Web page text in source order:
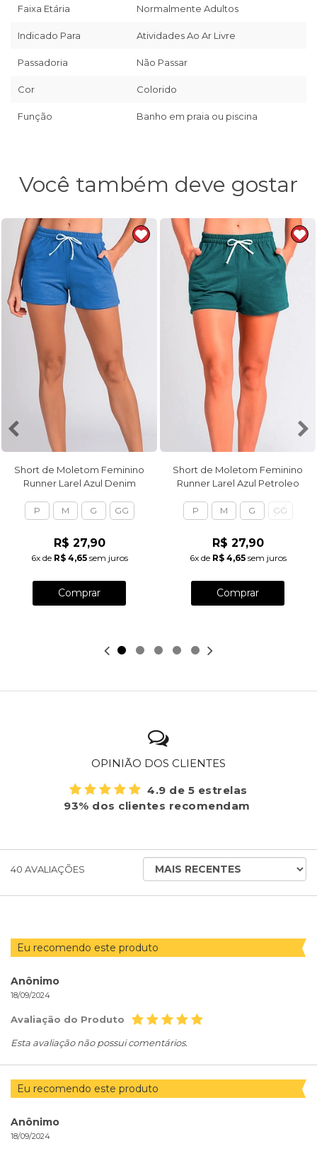
Faixa Etária Normalmente Adultos
Indicado Para Atividades Ao Ar Livre
Passadoria Não Passar
Cor Colorido
Função Banho em praia ou piscina
Você também deve gostar
Short de Moletom Feminino
Runner Larel Azul Denim
P M G GG
R$ 27,90
6xde R$ 4,65sem juros
Comprar
Short de Moletom Feminino
Runner Larel Azul Petroleo
P M G GG
R$ 27,90
6xde R$ 4,65sem juros
Comprar
OPINIÃO DOS CLIENTES
4.9 de 5 estrelas
93% dos clientes recomendam
40 AVALIAÇÕES
ORDENAR
AVALIAÇÕES
Eu recomendo este produto
Anônimo
18/09/2024
Avaliação do Produto
Esta avaliação não possui comentários.
Eu recomendo este produto
Anônimo
18/09/2024